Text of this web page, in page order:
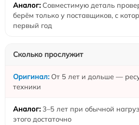
Совместимую деталь
берём только у поставщиков, с
первый год
Сколько прослужит
От 5 лет и дольше —
техники
3–5 лет при обычной
этого достаточно